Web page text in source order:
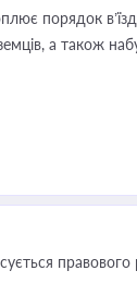
порядок
а також
правового